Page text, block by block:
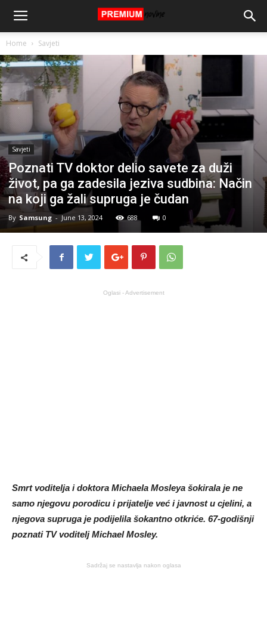
Home Savjeti
Savjeti
Poznati TV doktor delio savete za duži
život, pa ga zadesila jeziva sudbina: Način
na koji ga žali supruga je čudan
By Samsung - June 13, 2024 688 0
Oglasi - Advertisement
Smrt voditelja i doktora Michaela Mosleya šokirala je ne
samo njegovu porodicu i prijatelje već i javnost u cjelini, a
njegova supruga je podijelila šokantno otkriće. 67-godišnji
poznati TV voditelj Michael Mosley.
Sadržaj se nastavlja nakon oglasa